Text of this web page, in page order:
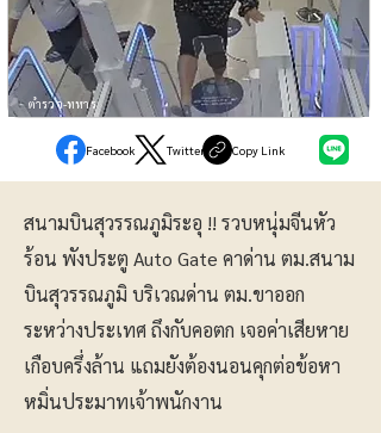
ตำรวจ-ทหาร
Facebook Twitter Copy Link
สนามบินสุวรรณภูมิระอุ !! รวบหนุ่มจีนหัว
ร้อน พังประตู Auto Gate คาด่าน ตม.สนาม
บินสุวรรณภูมิ บริเวณด่าน ตม.ขาออก
ระหว่างประเทศ ถึงกับคอตก เจอค่าเสียหาย
เกือบครึ่งล้าน แถมยังต้องนอนคุกต่อข้อหา
หมิ่นประมาทเจ้าพนักงาน